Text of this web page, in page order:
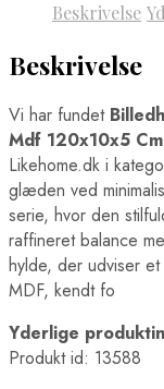
Beskrivelse
Beskrivelse
Vi har fundet
Mdf 120x10x5
Likehome.dk i
glæden ved
serie, hvor den
raffineret balance
hylde, der udviser
MDF, kendt fo
Yderlige
Produkt id: 13588